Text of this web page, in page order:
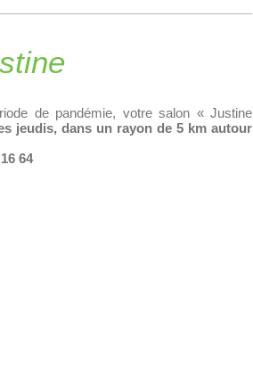
de pandémie, votre salon « Justine
jeudis, dans un rayon de 5 km autour
64